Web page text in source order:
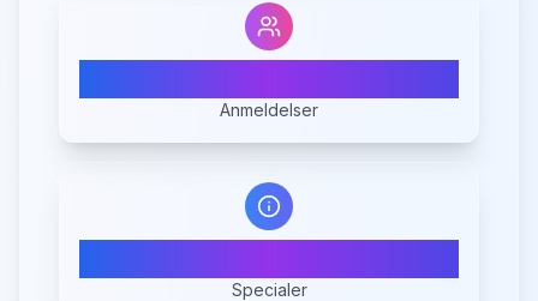
Anmeldelser
Specialer